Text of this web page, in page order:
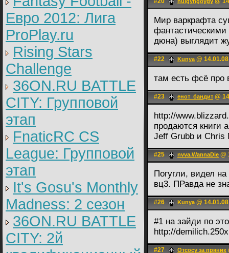
Евро 2012: Лига
ProPlay.ru
Rising Stars
Challenge
36ON.RU BATTLE
CITY: Групповой
этап
FnaticRC CS
League: Групповой
этап
It's Gosu's Monthly
Madness: 2 сезон
36ON.RU BATTLE
CITY: 2й
Мир варкрафта
дюна) выглядит
#22 Kunya@
там есть фсё про
#23 енот_бандит @
http://
продаются книги
Jeff Grubb и Chris
#25 nvva.WannaDie @
Погугли, видел
вц3. ПРавда не
#26 Kunya@
#1 на зайди по
http://
#27 Отсосу за пряник